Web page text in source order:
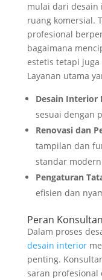
mulai dari desain
ruang komersial.
profesional
bagaimana
estetis tetapi
Layanan utama
Desain Interior
sesuai dengan
Renovasi dan
tampilan dan
standar
Pengaturan
efisien dan
Peran
Dalam proses
desain interior
penting.
saran profesional